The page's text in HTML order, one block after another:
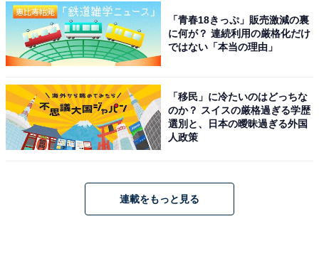
明るい性格なちいかわの友だち。いつも前向きで、弱気
な部分もあるちいかわの背中を押してくれるような存在
です。言葉を話すことができるのも大きな特徴で、「サ
イコ～」「ってコト!?」「泣いちゃった」など、数多く
の印象的なセリフを残しています。
【こちらも読む→
大ピンチで思い出したのは……？ ハチワレが見せた成長
「青春18きっぷ」販売激減の裏
に何が？ 連続利用の厳格化だけ
ではない「本当の理由」
「移民」に冷たいのはどっちな
のか？ スイスの厳格過ぎる学歴
選別と、日本の曖昧過ぎる外国
人政策
連載をもっと見る